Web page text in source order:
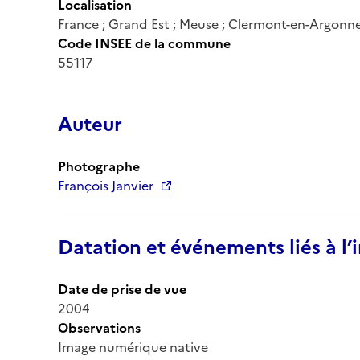
Localisation
France ; Grand Est ; Meuse ; Clermont-en-
Code INSEE de la commune
55117
Auteur
Photographe
François Janvier
Datation et événements liés à
Date de prise de vue
2004
Observations
Image numérique native